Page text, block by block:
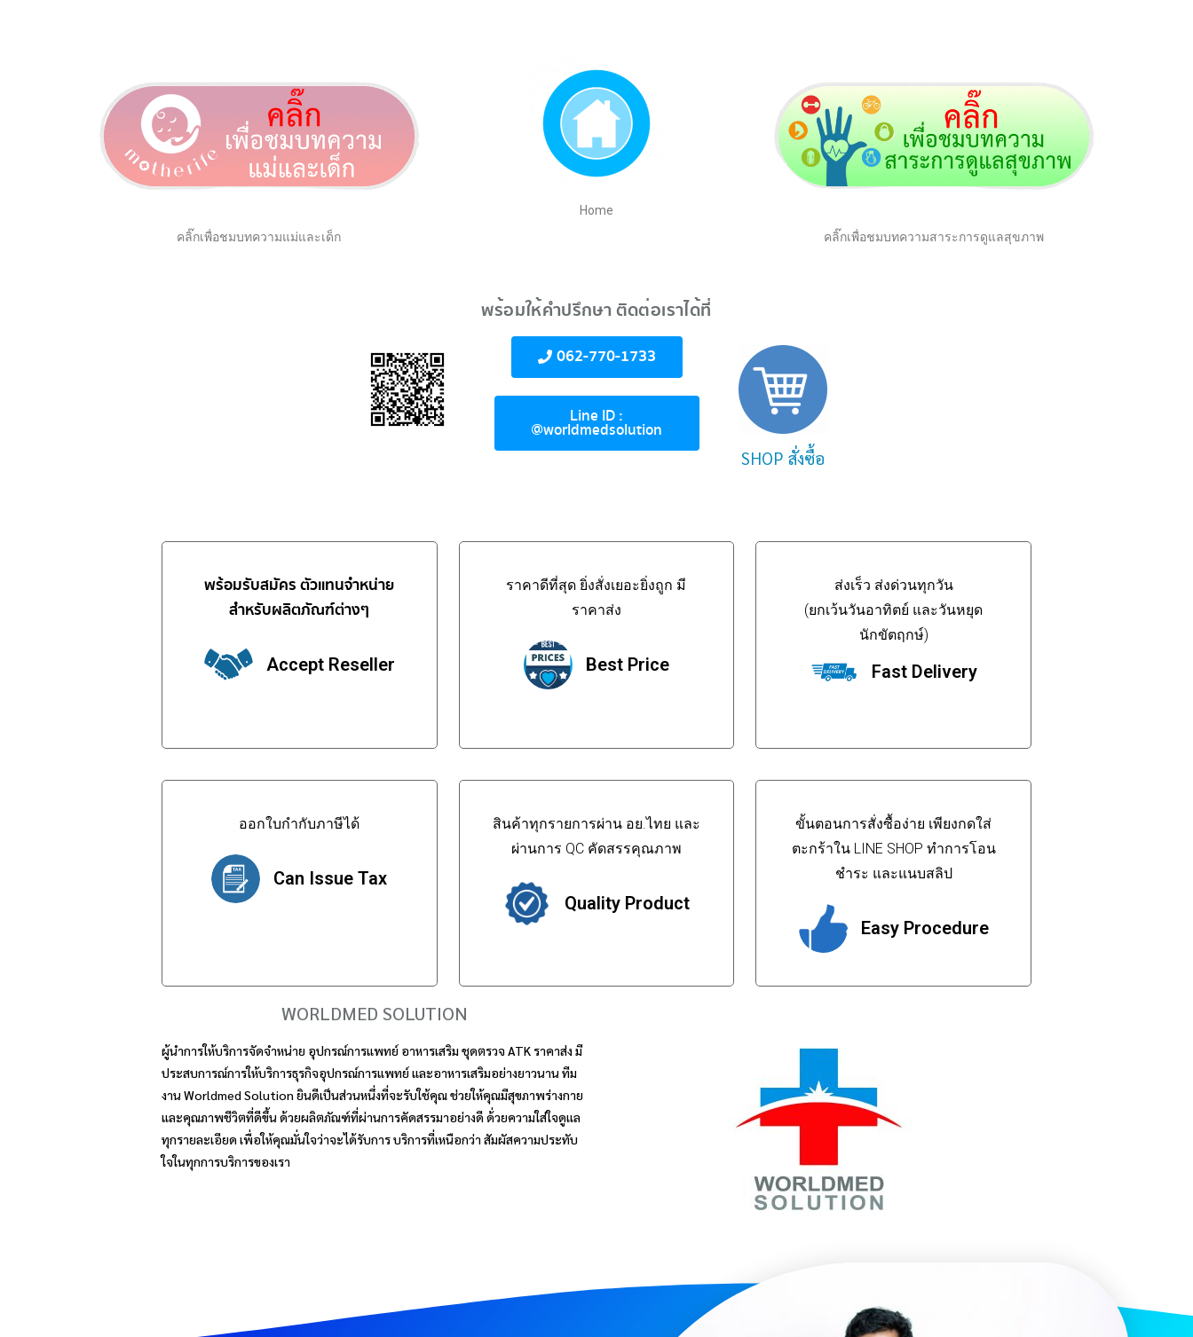
คลิ๊กเพื่อชมบทความแม่และเด็ก
Home
คลิ๊กเพื่อชมบทความสาระการดูแลสุขภาพ
พร้อมให้คำปรึกษา ติดต่อเราได้ที่
062-770-1733
Line ID :
@worldmedsolution
SHOP สั่งซื้อ
พร้อมรับสมัคร ตัวแทนจำหน่าย
สำหรับผลิตภัณฑ์ต่างๆ
Accept Reseller
ราคาดีที่สุด ยิ่งสั่งเยอะยิ่งถูก มี
ราคาส่ง
Best Price
ส่งเร็ว ส่งด่วนทุกวัน
(ยกเว้นวันอาทิตย์ และวันหยุด
นักขัตฤกษ์)
Fast Delivery
ออกใบกำกับภาษีได้
Can Issue Tax
สินค้าทุกรายการผ่าน อย.ไทย และ
ผ่านการ QC คัดสรรคุณภาพ
Quality Product
ขั้นตอนการสั่งซื้อง่าย เพียงกดใส่
ตะกร้าใน LINE SHOP ทำการโอน
ชำระ และแนบสลิป
Easy Procedure
WORLDMED SOLUTION
ผู้นำการให้บริการจัดจำหน่าย อุปกรณ์การแพทย์ อาหารเสริม ชุดตรวจ ATK ราคาส่ง มี
ประสบการณ์การให้บริการธุรกิจอุปกรณ์การแพทย์ และอาหารเสริมอย่างยาวนาน ทีม
งาน Worldmed Solution ยินดีเป็นส่วนหนึ่งที่จะรับใช้คุณ ช่วยให้คุณมีสุขภาพร่างกาย
และคุณภาพชีวิตที่ดีขึ้น ด้วยผลิตภัณฑ์ที่ผ่านการคัดสรรมาอย่างดี ด้่วยความใส่ใจดูเเล
ทุกรายละเอียด เพื่อให้คุณมั่นใจว่าจะได้รับการ บริการที่เหนือกว่า สัมผัสความประทับ
ใจในทุกการบริการของเรา